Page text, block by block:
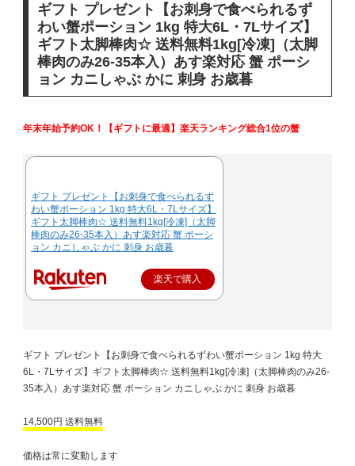
ギフト プレゼント【お刺身で食べられるず
わい蟹ポーション 1kg 特大6L・7Lサイズ】
ギフト太脚棒肉☆ 送料無料1kg[冷凍]（太脚
棒肉のみ26-35本入）あす楽対応 蟹 ポーシ
ョン カニしゃぶ かに 刺身 お歳暮
年末年始予約OK！【ギフトに最適】楽天ランキング総合1位の蟹
ギフト プレゼント【お刺身で食べられるず
わい蟹ポーション 1kg 特大6L・7Lサイズ】
ギフト太脚棒肉☆ 送料無料1kg[冷凍]（太脚
棒肉のみ26-35本入）あす楽対応 蟹 ポーシ
ョン カニしゃぶ かに 刺身 お歳暮
楽天で購入
ギフト プレゼント【お刺身で食べられるずわい蟹ポーション 1kg 特大
6L・7Lサイズ】ギフト太脚棒肉☆ 送料無料1kg[冷凍]（太脚棒肉のみ26-
35本入）あす楽対応 蟹 ポーション カニしゃぶ かに 刺身 お歳暮
14,500円 送料無料
価格は常に変動します